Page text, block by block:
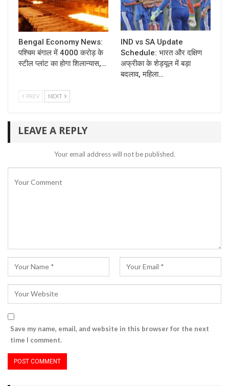
Bengal Economy News:
पश्चिम बंगाल में 4000 करोड़ के
स्टील प्लांट का होगा शिलान्यास,…
IND vs SA Update
Schedule: भारत और दक्षिण
अफ्रीका के शेड्यूल में बड़ा
बदलाव, महिला…
PREV NEXT
LEAVE A REPLY
Your email address will not be published.
Save my name, email, and website in this browser for the next
time I comment.